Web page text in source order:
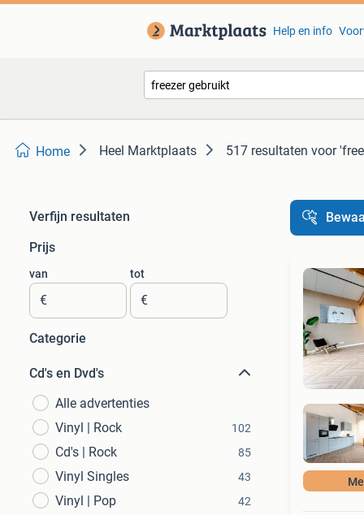
Help en info
Home Heel Marktplaats 517 resultaten voor
Verfijn resultaten
Prijs
van
€
tot
€
Categorie
Cd's en Dvd's
Alle advertenties
Vinyl | Rock
102
Cd's | Rock 85
Vinyl Singles 43
Vinyl | Pop 42